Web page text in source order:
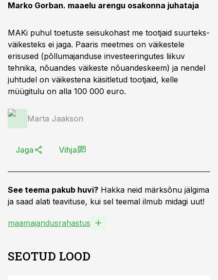
Marko Gorban. maaelu arengu osakonna juhataja
MAKi puhul toetuste seisukohast me tootjaid suurteks-
väikesteks ei jaga. Paaris meetmes on väikestele
erisused (põllumajanduse investeeringutes liikuv
tehnika, nõuandes väikeste nõuandeskeem) ja nendel
juhtudel on väikestena käsitletud tootjaid, kelle
müügitulu on alla 100 000 euro.
Marta Jaakson
Jaga Vihja
See teema pakub huvi? Hakka neid märksõnu jälgima
ja saad alati teavituse, kui sel teemal ilmub midagi uut!
maamajandusrahastus
SEOTUD LOOD